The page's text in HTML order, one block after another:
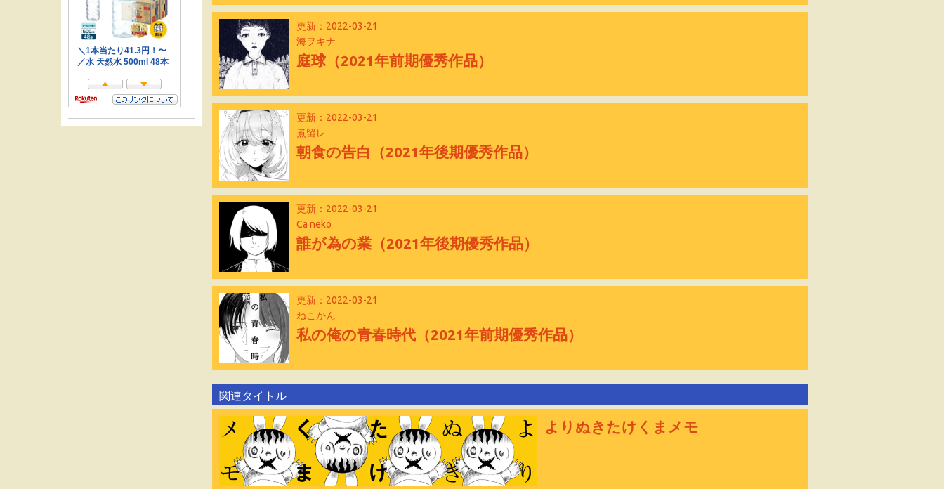
更新：2022-03-21
海ヲキナ
庭球（2021年前期優秀作品）
更新：2022-03-21
煮留レ
朝食の告白（2021年後期優秀作品）
更新：2022-03-21
Ca neko
誰が為の業（2021年後期優秀作品）
更新：2022-03-21
ねこかん
私の俺の青春時代（2021年前期優秀作品）
関連タイトル
よりぬきたけくまメモ